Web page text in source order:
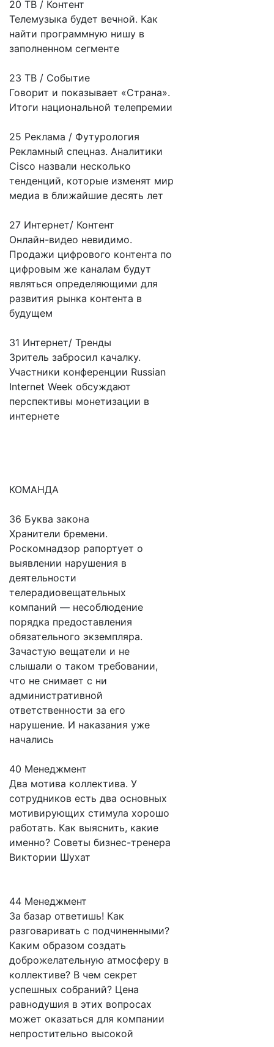
20 ТВ / Контент
Телемузыка будет вечной. Как
найти программную нишу в
заполненном сегменте
23 ТВ / Событие
Говорит и показывает «Страна».
Итоги национальной телепремии
25 Реклама / Футурология
Рекламный спецназ. Аналитики
Cisco назвали несколько
тенденций, которые изменят мир
медиа в ближайшие десять лет
27 Интернет/ Контент
Онлайн-видео невидимо.
Продажи цифрового контента по
цифровым же каналам будут
являться определяющими для
развития рынка контента в
будущем
31 Интернет/ Тренды
Зритель забросил качалку.
Участники конференции Russian
Internet Week обсуждают
перспективы монетизации в
интернете
КОМАНДА
36 Буква закона
Хранители бремени.
Роскомнадзор рапортует о
выявлении нарушения в
деятельности
телерадиовещательных
компаний — несоблюдение
порядка предоставления
обязательного экземпляра.
Зачастую вещатели и не
слышали о таком требовании,
что не снимает с ни
административной
ответственности за его
нарушение. И наказания уже
начались
40 Менеджмент
Два мотива коллектива. У
сотрудников есть два основных
мотивирующих стимула хорошо
работать. Как выяснить, какие
именно? Советы бизнес-тренера
Виктории Шухат
44 Менеджмент
За базар ответишь! Как
разговаривать с подчиненными?
Каким образом создать
доброжелательную атмосферу в
коллективе? В чем секрет
успешных собраний? Цена
равнодушия в этих вопросах
может оказаться для компании
непростительно высокой